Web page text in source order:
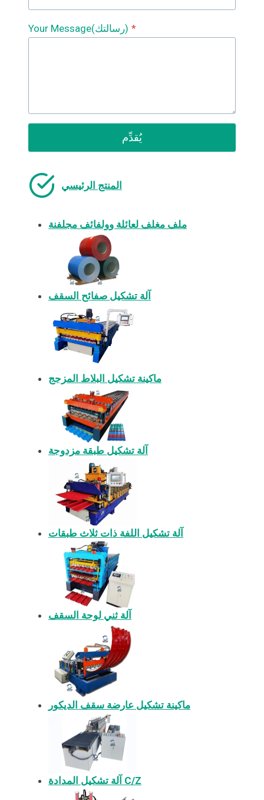
Your Message(رسالتك) *
يُقدِّم
المنتج الرئيسي
ملف مغلف لعائلة وولفائف مجلفنة
آلة تشكيل صفائح السقف
ماكينة تشكيل البلاط المزجج
آلة تشكيل طبقة مزدوجة
آلة تشكيل اللفة ذات ثلاث طبقات
آلة ثني لوحة السقف
ماكينة تشكيل عارضة سقف الديكور
آلة تشكيل المدادة C/Z